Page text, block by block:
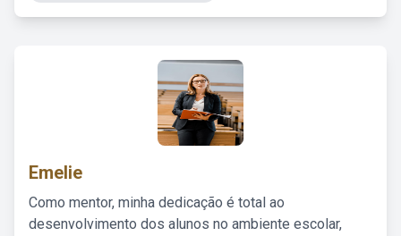
Emelie
Como mentor, minha dedicação é total ao
desenvolvimento dos alunos no ambiente escolar,